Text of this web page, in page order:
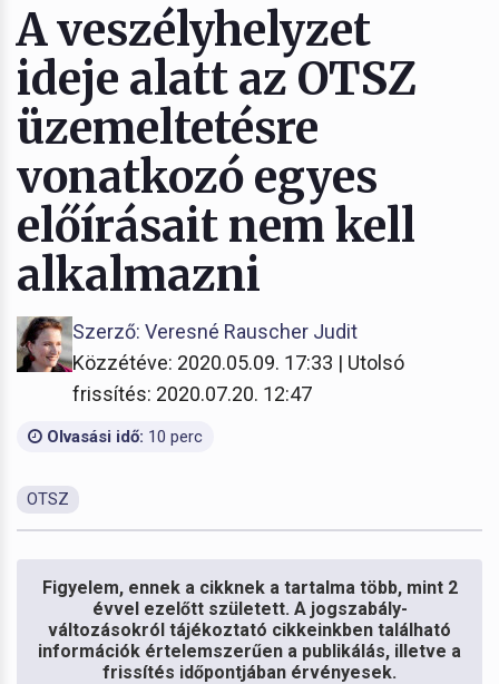
A veszélyhelyzet
ideje alatt az OTSZ
üzemeltetésre
vonatkozó egyes
előírásait nem kell
alkalmazni
Szerző: Veresné Rauscher Judit
Közzétéve: 2020.05.09. 17:33 | Utolsó
frissítés: 2020.07.20. 12:47
Olvasási idő: 10 perc
OTSZ
Figyelem, ennek a cikknek a tartalma több, mint 2
évvel ezelőtt született. A jogszabály-
változásokról tájékoztató cikkeinkben található
információk értelemszerűen a publikálás, illetve a
frissítés időpontjában érvényesek.